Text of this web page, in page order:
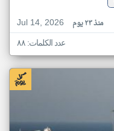
Jul 14, 2026
منذ ٢٣ يوم
عدد الكلمات: ٨٨